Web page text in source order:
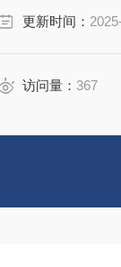
更新时间：
访问量：367